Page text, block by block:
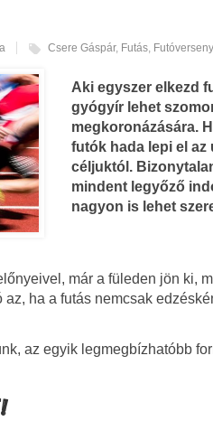
Csere Gáspár, Futás, Futóverseny
Aki egyszer elkezd
gyógyír lehet
megkoronázására.
futók hada lepi el az
céljuktól.
mindent legyőző
nagyon is lehet
már a füleden jön ki,
ha a futás nemcsak
az egyik legmegbízhatóbb